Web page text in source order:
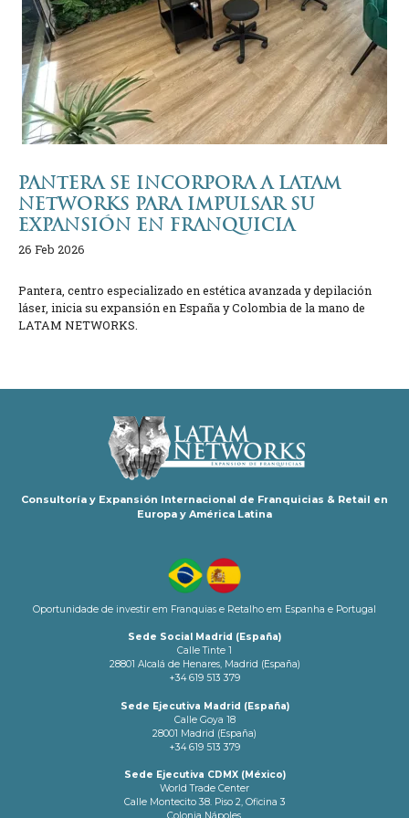
PANTERA SE INCORPORA A LATAM
NETWORKS PARA IMPULSAR SU
EXPANSIÓN EN FRANQUICIA
26 Feb 2026
Pantera, centro especializado en estética avanzada y depilación
láser, inicia su expansión en España y Colombia de la mano de
LATAM NETWORKS.
Consultoría y Expansión Internacional de Franquicias & Retail en
Europa y América Latina
Oportunidade de investir em Franquias e Retalho em Espanha e Portugal
Sede Social Madrid (España)
Calle Tinte 1
28801 Alcalá de Henares, Madrid (España)
+34 619 513 379
Sede Ejecutiva Madrid (España)
Calle Goya 18
28001 Madrid (España)
+34 619 513 379
Sede Ejecutiva CDMX (México)
World Trade Center
Calle Montecito 38. Piso 2, Oficina 3